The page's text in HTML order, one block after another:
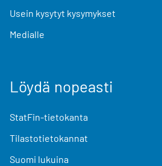
Usein kysytyt kysymykset
Medialle
Löydä nopeasti
StatFin-tietokanta
Tilastotietokannat
Suomi lukuina